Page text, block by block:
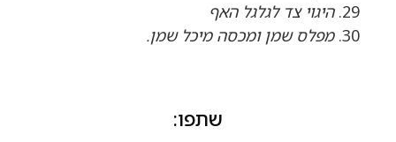
היגוי צד לגלגל האף
מפלס שמן ומכסה מיכל שמן.
שתפו: